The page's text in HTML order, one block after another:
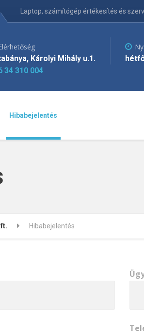
Laptop, számítógép értékesítés és
Hibabejelentés
Károlyi Mihály u.1.
34 310 004
Hibabejelentés